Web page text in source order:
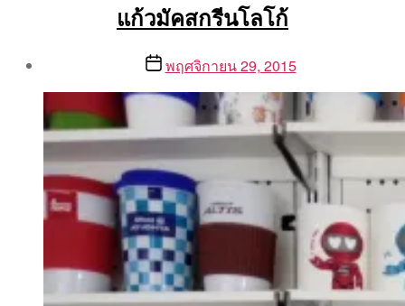
แก้วมัคสกรีนโลโก้
By
Aea
Postพฤศจิกายน 29, 2015